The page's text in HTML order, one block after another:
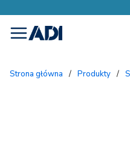
menu
Strona główna / Produkty /